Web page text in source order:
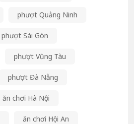
phượt Quảng Ninh
phượt Sài Gòn
phượt Vũng Tàu
phượt Đà Nẵng
ăn chơi Hà Nội
ăn chơi Hội An